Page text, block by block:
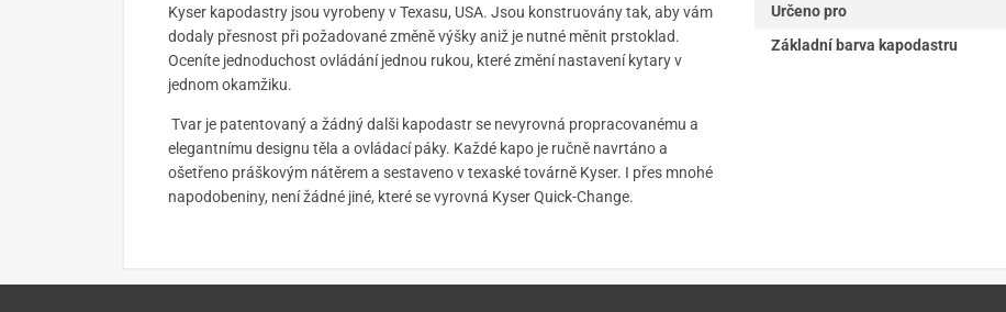
Kyser kapodastry jsou vyrobeny v Texasu, USA. Jsou konstruovány tak, aby vám
dodaly přesnost při požadované změně výšky aniž je nutné měnit prstoklad.
Oceníte jednoduchost ovládání jednou rukou, které změní nastavení kytary v
jednom okamžiku.
Tvar je patentovaný a žádný dalši kapodastr se nevyrovná propracovanému a
elegantnímu designu těla a ovládací páky. Každé kapo je ručně navrtáno a
ošetřeno práškovým nátěrem a sestaveno v texaské továrně Kyser. I přes mnohé
napodobeniny, není žádné jiné, které se vyrovná Kyser Quick-Change.
Určeno pro
Základní barva kapodastru